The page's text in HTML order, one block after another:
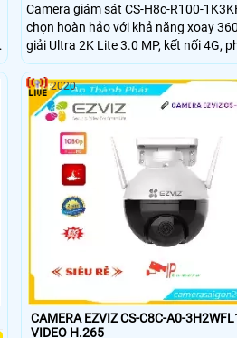
Camera giám sát CS-H8c-R100-
chọn hoàn hảo với khả năng xoay
giải Ultra 2K Lite 3.0 MP, kết nối 4G,
chuyển động người bằng cảm biến
xoay 360 độ và thu âm, camera còn
ngoại 30m cho hình ảnh sắc nét ban
khả năng khe cắm thẻ nhớ lên đến
trợ khe sim 4G các nhà mạng Việt
CAMERA EZVIZ CS-C8C-A0-3H2WFL1
VIDEO H.265
2020